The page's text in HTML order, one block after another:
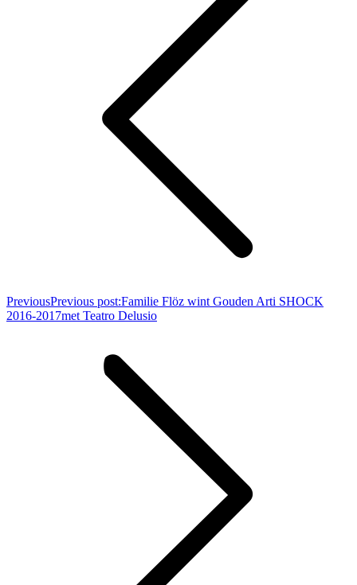
PreviousPrevious post:Familie Flöz wint Gouden Arti SHOCK
2016-2017met Teatro Delusio